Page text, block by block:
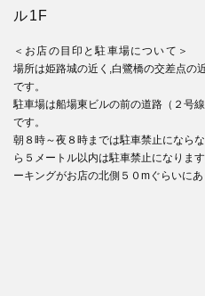
ル1F
＜お店の目印と駐車場について＞
場所は姫路城の近く,白鷺橋の交差点の
です。
駐車場は船場東ビルの前の道路（２号
です。
朝８時～夜８時までは駐車禁止になら
ら５メートル以内は駐車禁止になりま
ーキングがお店の北側５０mぐらいにあ